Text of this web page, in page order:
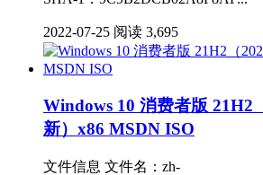
2022-07-25 阅读 3,695
Windows 10 消费者版 21H2
新）x86 MSDN ISO
文件信息 文件名：zh-